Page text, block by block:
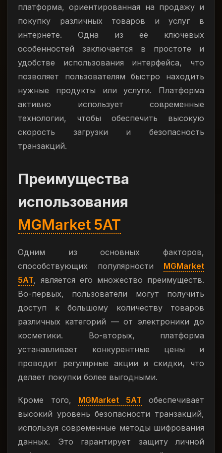
платформа, ориентированная на продажу и
покупку различных товаров и услуг в
интернете. Одна из её ключевых
особенностей заключается в простоте и
удобстве использования интерфейса, что
позволяет пользователям быстро находить
нужные продукты или услуги. Платформа
активно использует современные
технологии, чтобы обеспечить высокую
скорость загрузки и безопасность
транзакций.
Преимущества
использования
MGMarket 5AT
Одним из основных факторов,
способствующих популярности MGMarket
5AT, является его множество преимуществ.
Во-первых, пользователи могут получить
доступ к большому количеству товаров
различных категорий — от электроники до
косметики. Во-вторых, платформа
устанавливает конкурентные цены и
проводит регулярные акции и скидки, что
делает покупки более выгодными.
Кроме того, MGMarket 5AT обеспечивает
высокий уровень безопасности транзакций,
используя современные методы шифрования
данных. Это гарантирует защиту личной